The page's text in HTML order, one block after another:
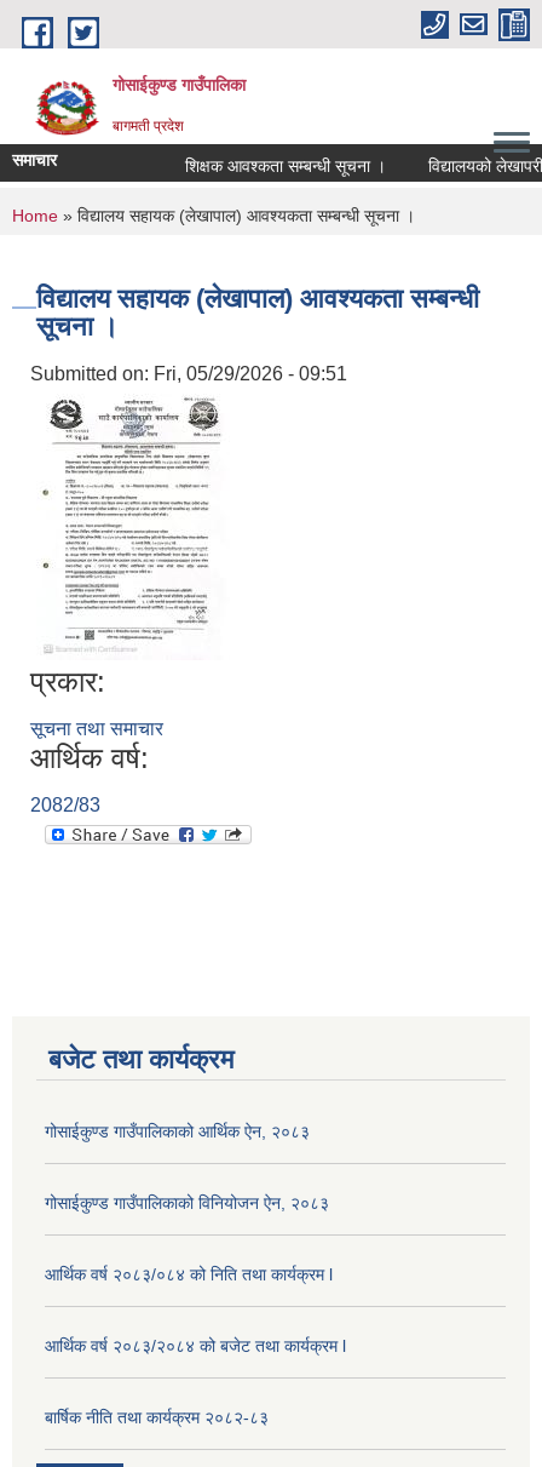
Skip to main content
गोसाईकुण्ड गाउँपालिका
बागमती प्रदेश
समाचार शिक्षक आवश्कता सम्बन्धी सूचना । विद्यालयको
You are here
Home » विद्यालय सहायक (लेखापाल) आवश्यकता सम्बन्धी सूचना ।
विद्यालय सहायक (लेखापाल) आवश्यकता सम्बन्धी
सूचना ।
Submitted on: Fri, 05/29/2026 - 09:51
प्रकार:
सूचना तथा समाचार
आर्थिक वर्ष:
2082/83
बजेट तथा कार्यक्रम
गोसाईकुण्ड गाउँपालिकाको आर्थिक ऐन, २०८३
गोसाईकुण्ड गाउँपालिकाको विनियोजन ऐन, २०८३
आर्थिक वर्ष २०८३/०८४ को निति तथा कार्यक्रम l
आर्थिक वर्ष २०८३/२०८४ को बजेट तथा कार्यक्रम l
बार्षिक नीति तथा कार्यक्रम २०८२-८३